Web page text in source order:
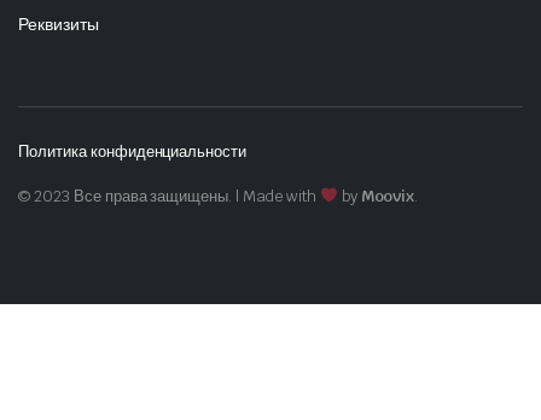
Реквизиты
Политика конфиденциальности
© 2023 Все права защищены. | Made with by Moovix.